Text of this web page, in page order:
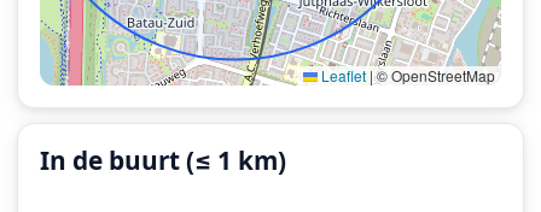
Leaflet |© OpenStreetMap
In de buurt (≤ 1 km)